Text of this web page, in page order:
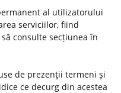
al utilizatorului
serviciilor, fiind
consulte secțiunea în
de prezenţii termeni şi
ce decurg din acestea